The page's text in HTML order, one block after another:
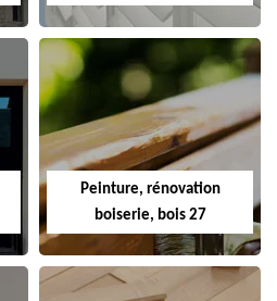
Peinture, rénovation
boiserie, bois 27